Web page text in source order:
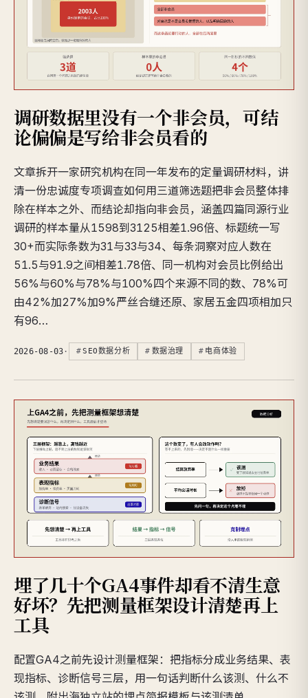
调研数据里没有一个非会员，可结
论偏偏是写给非会员看的
文章拆开一家研究机构在同一年发布的定量调研材料，讲
清一份忠诚度专项调查如何用三道筛选题把非会员整体排
除在样本之外、而结论却指向非会员，涵盖四篇同源行业
调研的样本量从1598到3125相差1.96倍、标题统一写
30+而实际条数为31与33与34、每条洞察对应人数在
51.5与91.9之间相差1.78倍、同一机构对会员比例给出
56%与60%与78%与100%四个来源不同的数、78%可
由42%加27%加9%严丝合缝还原、家居五金四项相加只
有96…
2026-08-03 · SEO数据分析 数据治理 电商体验
埋了几十个GA4事件却看不清生意
好坏？先把测量框架设计清楚再上
工具
配置GA4之前先设计测量框架：把指标分成业务结果、表
现指标、诊断信号三层，用一句话判断什么该测、什么不